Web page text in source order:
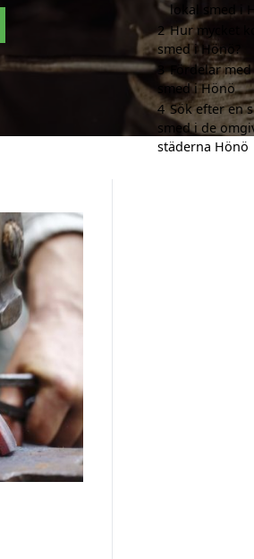
lokal smed i
2 Hur mycket
smed i Hönö?
3 Fördelar
smed i Hönö
4 Sök efter en
smed i de
städerna Hönö